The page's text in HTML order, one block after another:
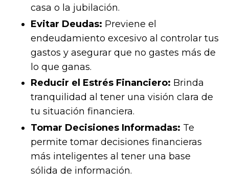
casa o la jubilación.
Evitar Deudas: Previene el
endeudamiento excesivo al controlar tus
gastos y asegurar que no gastes más de
lo que ganas.
Reducir el Estrés Financiero: Brinda
tranquilidad al tener una visión clara de
tu situación financiera.
Tomar Decisiones Informadas: Te
permite tomar decisiones financieras
más inteligentes al tener una base
sólida de información.